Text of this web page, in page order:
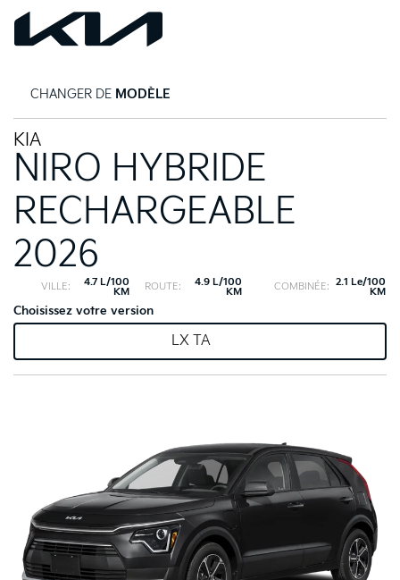
CHANGER DE MODÈLE
KIA
NIRO HYBRIDE
RECHARGEABLE
2026
VILLE:
4.7 L/100
KM
ROUTE:
4.9 L/100
KM
COMBINÉE:
2.1 Le/100
KM
Choisissez votre version
LX TA